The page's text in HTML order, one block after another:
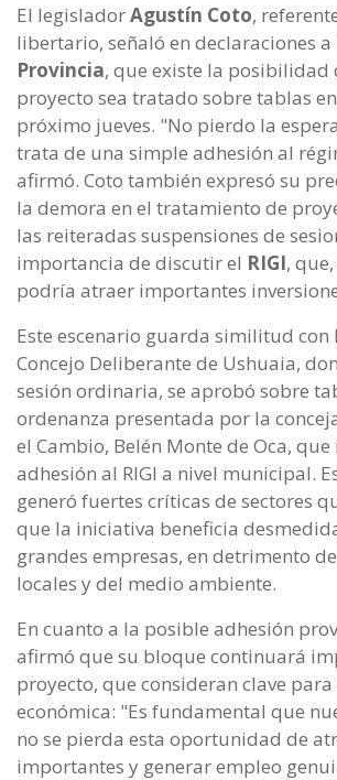
El legisladorAgustín Coto,
libertario, señaló en declaraciones a
Provincia, que existe la posibilidad
proyecto sea tratado sobre tablas
próximo jueves. "No pierdo la
trata de una simple adhesión al
afirmó. Coto también expresó su
la demora en el tratamiento de
las reiteradas suspensiones de
importancia de discutir el RIGI,
podría atraer importantes
Este escenario guarda similitud con
Concejo Deliberante de Ushuaia,
sesión ordinaria, se aprobó sobre
ordenanza presentada por la
el Cambio, Belén Monte de Oca,
adhesión al RIGI a nivel municipal.
generó fuertes críticas de sectores
que la iniciativa beneficia
grandes empresas, en detrimento
locales y del medio ambiente.
En cuanto a la posible adhesión
afirmó que su bloque continuará
proyecto, que consideran clave
económica: "Es fundamental que
no se pierda esta oportunidad de
importantes y generar empleo